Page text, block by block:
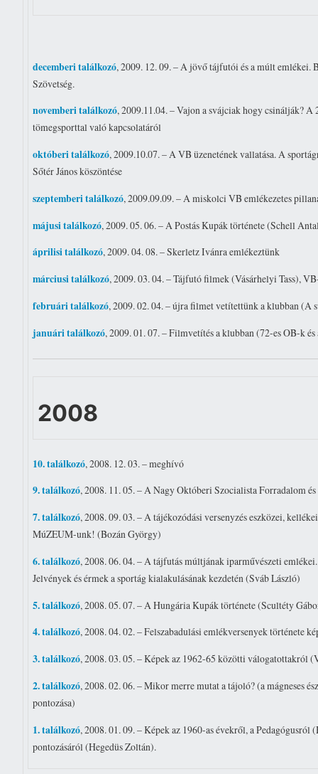
decemberi találkozó, 2009. 12. 09. – A jövő tájfutói és a múlt emlékei.
Szövetség.
novemberi találkozó, 2009.11.04. – Vajon a svájciak hogy csinálják?
tömegsporttal való kapcsolatáról
októberi találkozó, 2009.10.07. – A VB üzenetének vallatása. A
Sőtér János köszöntése
szeptemberi találkozó, 2009.09.09. – A miskolci VB emlékezetes
májusi találkozó, 2009. 05. 06. – A Postás Kupák története (Schell
áprilisi találkozó, 2009. 04. 08. – Skerletz Ivánra emlékeztünk
márciusi találkozó, 2009. 03. 04. – Tájfutó filmek (Vásárhelyi Tass),
februári találkozó, 2009. 02. 04. – újra filmet vetítettünk a klubban (A
januári találkozó, 2009. 01. 07. – Filmvetítés a klubban (72-es OB-k
2008
10. találkozó, 2008. 12. 03. – meghívó
9. találkozó, 2008. 11. 05. – A Nagy Októberi Szocialista Forradalom
7. találkozó, 2008. 09. 03. – A tájékozódási versenyzés eszközei,
MúZEUM-unk! (Bozán György)
6. találkozó, 2008. 06. 04. – A tájfutás múltjának iparművészeti emlékei.
Jelvények és érmek a sportág kialakulásának kezdetén (Sváb László)
5. találkozó, 2008. 05. 07. – A Hungária Kupák története (Scultéty
4. találkozó, 2008. 04. 02. – Felszabadulási emlékversenyek története
3. találkozó, 2008. 03. 05. – Képek az 1962-65 közötti válogatottakról
2. találkozó, 2008. 02. 06. – Mikor merre mutat a tájoló? (a mágneses
pontozása)
1. találkozó, 2008. 01. 09. – Képek az 1960-as évekről, a
pontozásáról (Hegedüs Zoltán).